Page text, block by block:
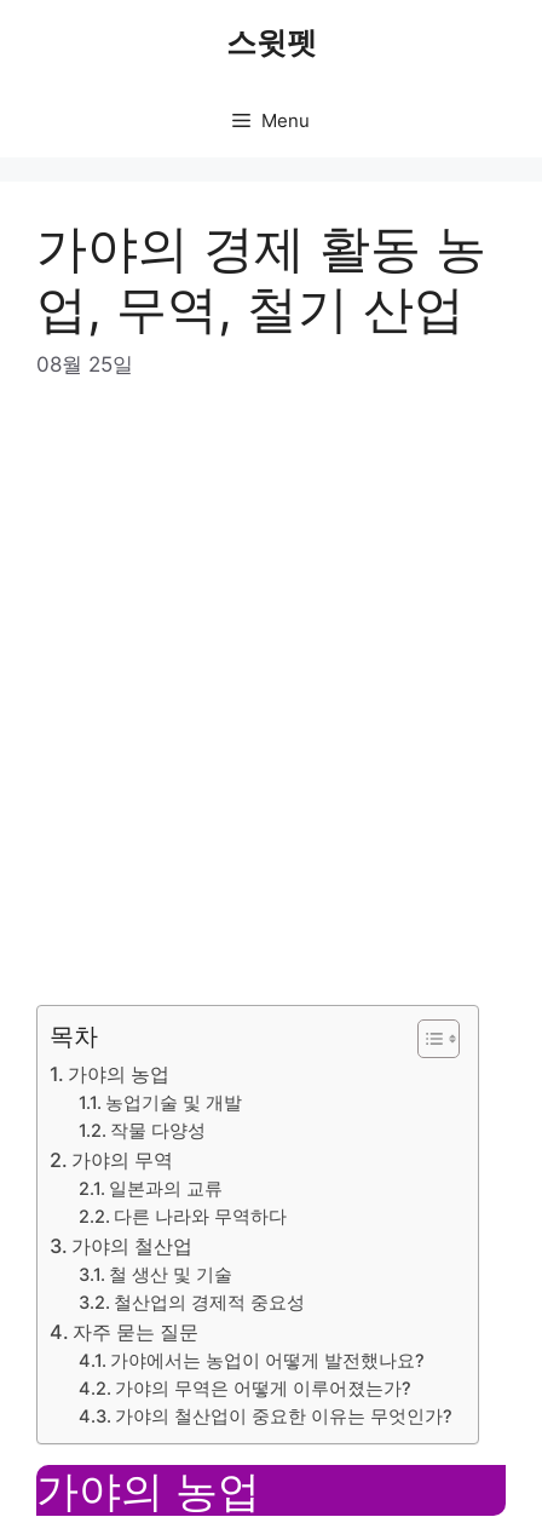
스윗펫
Menu
가야의 경제 활동 농
업, 무역, 철기 산업
08월 25일
목차
가야의 농업
농업기술 및 개발
작물 다양성
가야의 무역
일본과의 교류
다른 나라와 무역하다
가야의 철산업
철 생산 및 기술
철산업의 경제적 중요성
자주 묻는 질문
가야에서는 농업이 어떻게 발전했나요?
가야의 무역은 어떻게 이루어졌는가?
가야의 철산업이 중요한 이유는 무엇인가?
가야의 농업